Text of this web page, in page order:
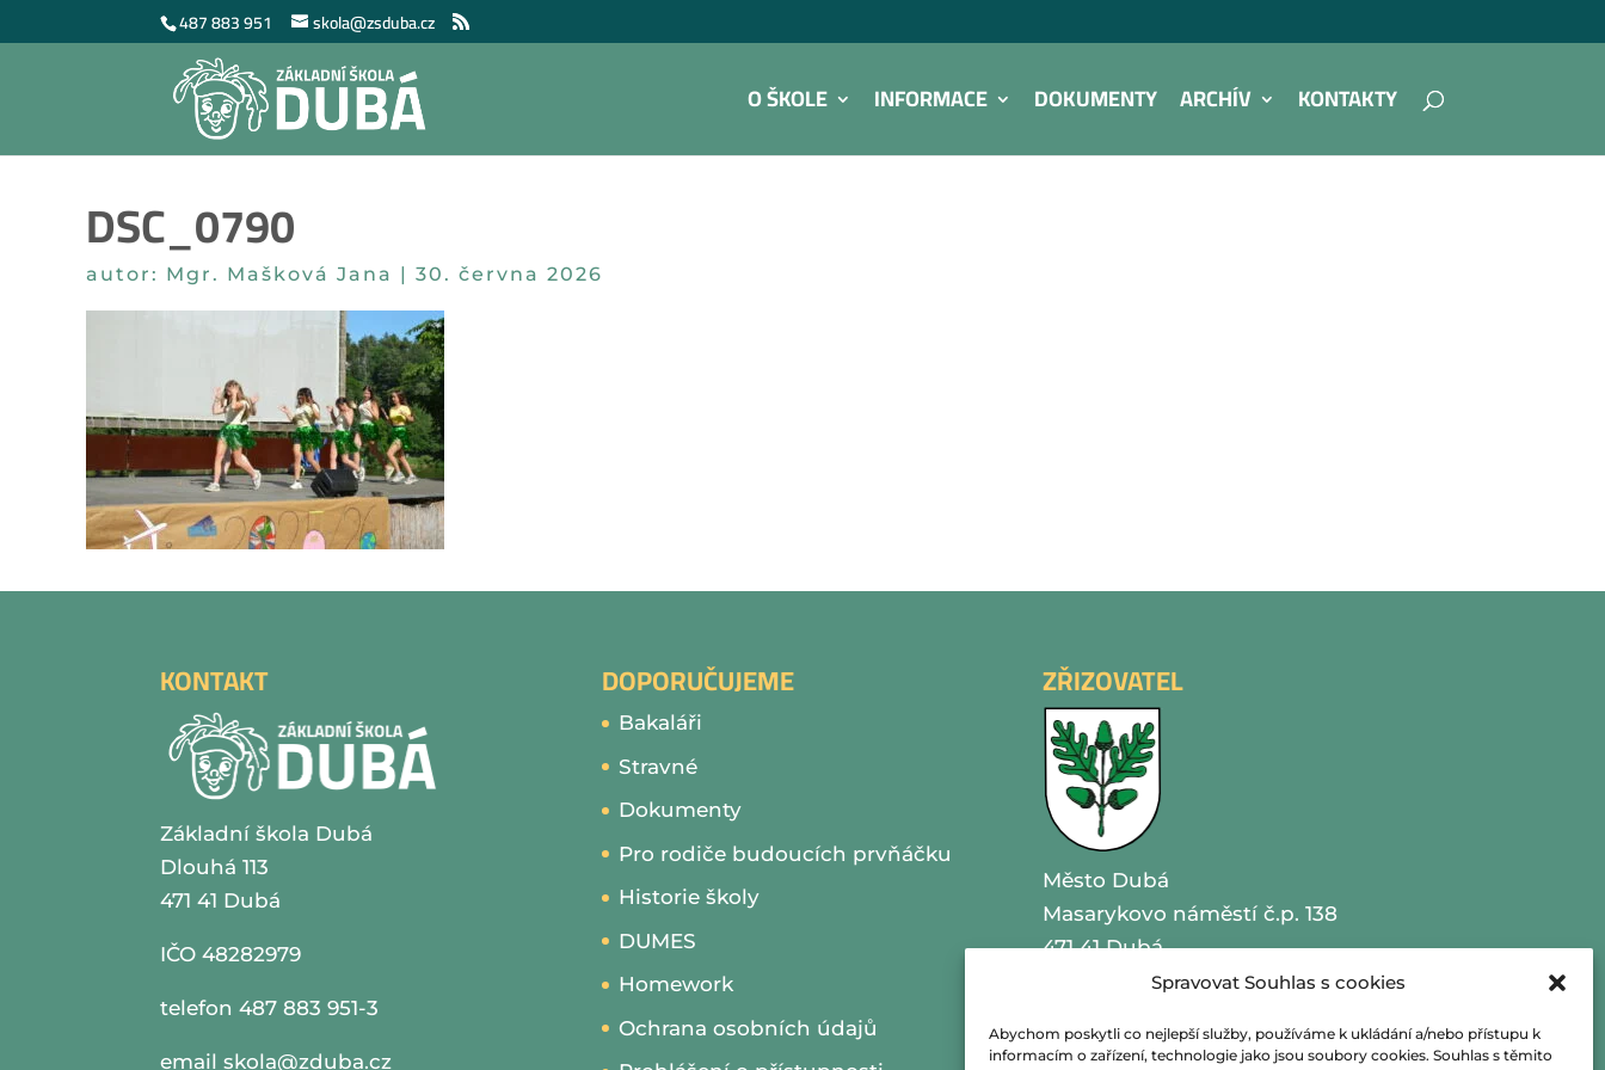
Spravovat Souhlas s cookies
Abychom poskytli co nejlepší služby, používáme k ukládání a/nebo přístupu k
informacím o zařízení, technologie jako jsou soubory cookies. Souhlas s těmito
487 883 951 skola@zsduba.cz
O ŠKOLE INFORMACE DOKUMENTY ARCHÍV KONTAKTY
DSC_0790
autor: Mgr. Mašková Jana | 30. června 2026
KONTAKT
Základní škola Dubá
Dlouhá 113
471 41 Dubá
IČO 48282979
telefon 487 883 951-3
emailskola@zduba.cz
DOPORUČUJEME
Bakaláři
Stravné
Dokumenty
Pro rodiče budoucích prvňáčku
Historie školy
DUMES
Homework
Ochrana osobních údajů
ZŘIZOVATEL
Město Dubá
Masarykovo náměstí č.p. 138
471 41 Dubá
IČO 00260479
telefon 487 870 201